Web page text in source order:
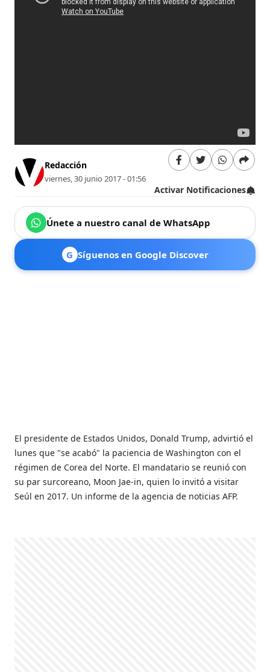
Redacción
viernes, 30 junio 2017 - 01:56
Activar Notificaciones
Únete a nuestro canal de WhatsApp
G Síguenos en Google Discover
El presidente de Estados Unidos, Donald Trump, advirtió el
lunes que "se acabó" la paciencia de Washington con el
régimen de Corea del Norte. El mandatario se reunió con
su par surcoreano, Moon Jae-in, quien lo invitó a visitar
Seúl en 2017. Un informe de la agencia de noticias AFP.